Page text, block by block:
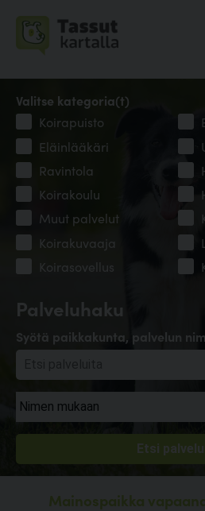
Palveluhaku
Syötä paikkakunta, palvelun
Valitse kategoria(t)
Koirapuisto
Eläinlääkäri
Ravintola
Koirakoulu
Muut palvelut
Koirakuvaaja
Koirasovellus
Mainospaikka